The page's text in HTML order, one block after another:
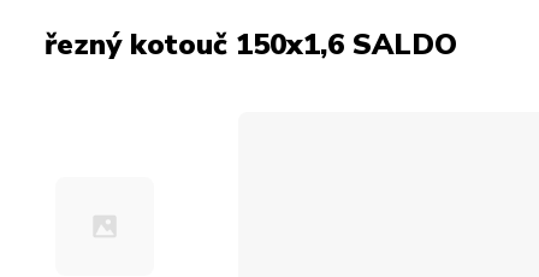
řezný kotouč 150x1,6 SALDO